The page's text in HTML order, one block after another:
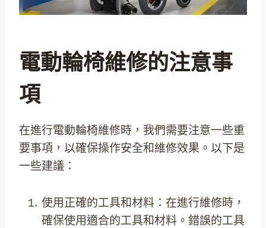
電動輪椅維修的注意事
項
在進行電動輪椅維修時，我們需要注意一些重
要事項，以確保操作安全和維修效果。以下是
一些建議：
使用正確的工具和材料：在進行維修時，
確保使用適合的工具和材料。錯誤的工具